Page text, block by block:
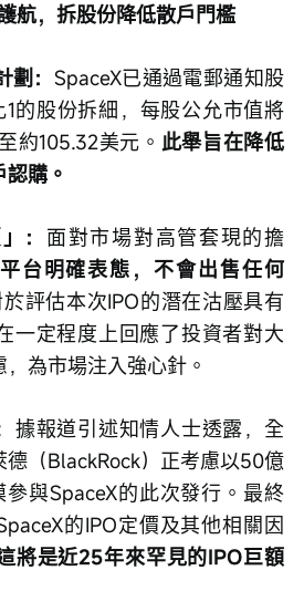
航，拆股份降低散戶門檻
： SpaceX已通過電郵通知股
的股份拆細，每股公允市值將
約105.32美元。 此舉旨在降低
購。
： 面對市場對高管套現的擔
台明確表態，不會出售任何
評估本次IPO的潛在沽壓具有
一定程度上回應了投資者對大
為市場注入強心針。
據報道引述知情人士透露，全
（BlackRock）正考慮以50億
與SpaceX的此次發行。最終
的IPO定價及其他相關因
將是近25年來罕見的IPO巨額